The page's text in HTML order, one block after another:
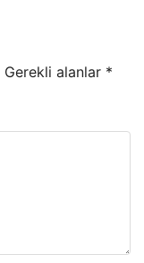
Gerekli alanlar *